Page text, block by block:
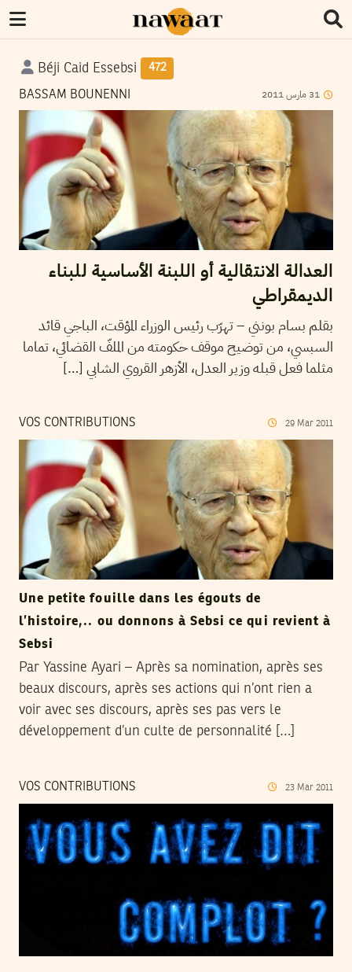
Béji Caid Essebsi 472
BASSAM BOUNENNI 31 مارس2011
العدالة الانتقالية أو اللبنة الأساسية للبناء
الديمقراطي
بقلم بسام بونني – تهرّب رئيس الوزراء المؤقت، الباجي قائد
السبسي، من توضيح موقف حكومته من الملفّ القضائي، تماما
مثلما فعل قبله وزير العدل، الأزهر القروي الشابي […]
VOS CONTRIBUTIONS 29 Mar 2011
Une petite fouille dans les égouts de
l’histoire,.. ou donnons à Sebsi ce qui revient à
Sebsi
Par Yassine Ayari – Après sa nomination, après ses
beaux discours, après ses actions qui n’ont rien a
voir avec ses discours, après ses pas vers le
développement d’un culte de personnalité […]
VOS CONTRIBUTIONS 23 Mar 2011